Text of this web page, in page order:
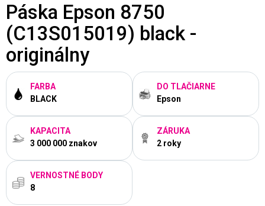
Páska Epson 8750
(C13S015019) black -
originálny
FARBA
BLACK
DO TLAČIARNE
Epson
KAPACITA
3 000 000 znakov
ZÁRUKA
2 roky
VERNOSTNÉ BODY
8